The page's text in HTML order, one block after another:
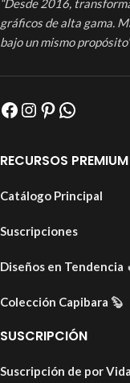
“Desde 2016,
gráficos de alta gama.
bajo un mismo propósito”
RECURSOS PREMIUM
Catálogo Principal
Suscripciones
Diseños en Tendencia
Colección Capibara 🦫
SUSCRIPCIÓN
Suscripción de por Vida